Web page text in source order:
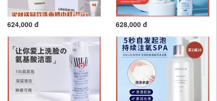
624,000 đ 628,000 đ